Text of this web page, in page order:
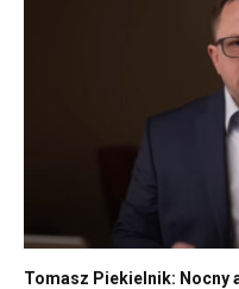
Tomasz Piekielnik: Nocny